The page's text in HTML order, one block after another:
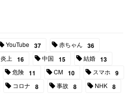
YouTube 37 赤ちゃん 36
炎上 16 中国 15 結婚 13
危険 11 CM 10 スマホ 9
コロナ 8 事故 8 NHK 8